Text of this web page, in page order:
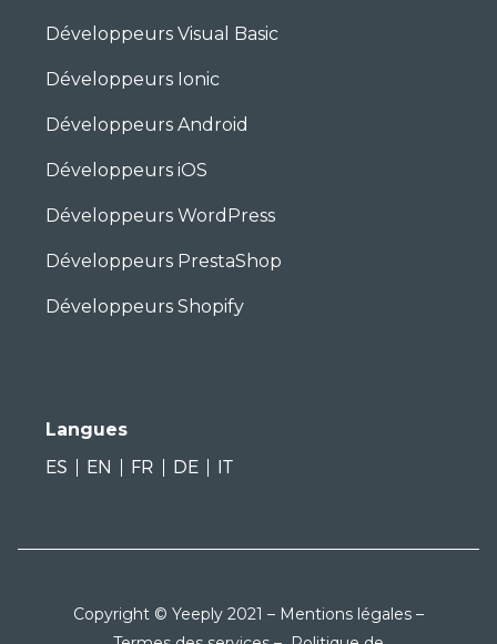
Développeurs Visual Basic
Développeurs Ionic
Développeurs Android
Développeurs iOS
Développeurs WordPress
Développeurs PrestaShop
Développeurs Shopify
Langues
ES
EN FR DE IT
Copyright © Yeeply 2021 – Mentions légales –